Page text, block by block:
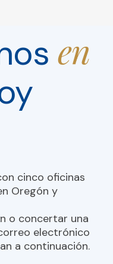
en
cinco oficinas
Oregón y
o concertar una
electrónico
a continuación.